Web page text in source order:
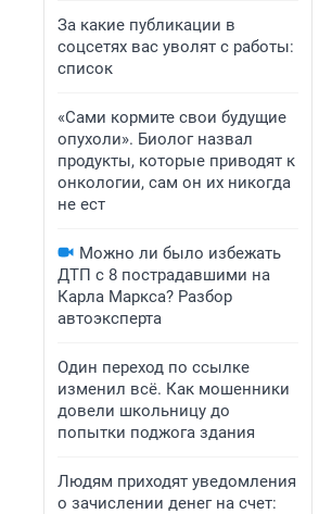
За какие публикации в
соцсетях вас уволят с работы:
список
«Сами кормите свои будущие
опухоли». Биолог назвал
продукты, которые приводят к
онкологии, сам он их никогда
не ест
Можно ли было избежать
ДТП с 8 пострадавшими на
Карла Маркса? Разбор
автоэксперта
Один переход по ссылке
изменил всё. Как мошенники
довели школьницу до
попытки поджога здания
Людям приходят уведомления
о зачислении денег на счет: